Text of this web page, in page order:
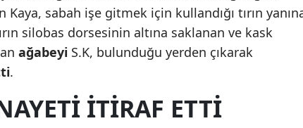
Giresun
Gümüşhane
Kaya, sabah işe gitmek için kullandığı tırın
silobas dorsesinin altına saklanan ve kask
ağabeyi S.K, bulunduğu yerden çıkarak
.
ITIRAF ETTI